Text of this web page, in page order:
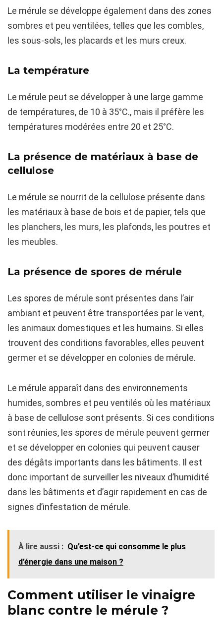
Le mérule se développe également dans des zones
sombres et peu ventilées, telles que les combles,
les sous-sols, les placards et les murs creux.
La température
Le mérule peut se développer à une large gamme
de températures, de 10 à 35°C., mais il préfère les
températures modérées entre 20 et 25°C.
La présence de matériaux à base de
cellulose
Le mérule se nourrit de la cellulose présente dans
les matériaux à base de bois et de papier, tels que
les planchers, les murs, les plafonds, les poutres et
les meubles.
La présence de spores de mérule
Les spores de mérule sont présentes dans l’air
ambiant et peuvent être transportées par le vent,
les animaux domestiques et les humains. Si elles
trouvent des conditions favorables, elles peuvent
germer et se développer en colonies de mérule.
Le mérule apparaît dans des environnements
humides, sombres et peu ventilés où les matériaux
à base de cellulose sont présents. Si ces conditions
sont réunies, les spores de mérule peuvent germer
et se développer en colonies qui peuvent causer
des dégâts importants dans les bâtiments. Il est
donc important de surveiller les niveaux d’humidité
dans les bâtiments et d’agir rapidement en cas de
signes d’infestation de mérule.
À lire aussi : Qu’est-ce qui consomme le plus
d’énergie dans une maison ?
Comment utiliser le vinaigre
blanc contre le mérule ?